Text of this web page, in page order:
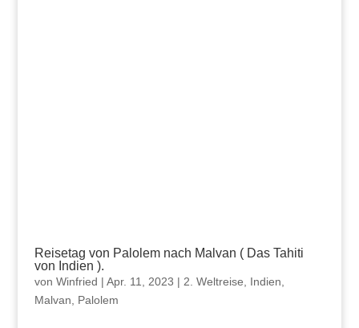
Reisetag von Palolem nach Malvan ( Das Tahiti
von Indien ).
von Winfried | Apr. 11, 2023 | 2. Weltreise Indien
Malvan
Palolem